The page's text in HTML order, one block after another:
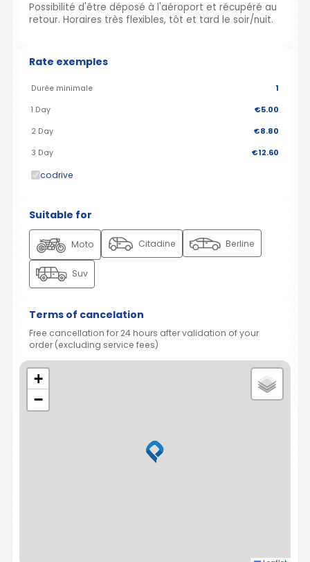
Possibilité d'être déposé à l'aéroport et récupéré au
retour. Horaires très flexibles, tôt et tard le soir/nuit.
Rate exemples
Durée minimale 1
1 Day €5.00
2 Day €8.80
3 Day €12.60
codrive
Suitable for
Moto Citadine Berline
Suv
Terms of cancelation
Free cancellation for 24 hours after validation of your
order (excluding service fees)
+
−